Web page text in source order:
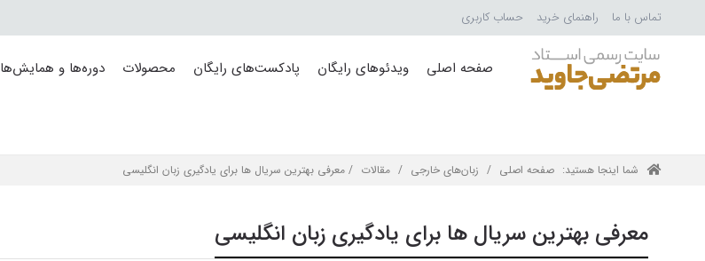
تماس با ما راهنمای خرید حساب کاربری
صفحه اصلی ویدئوهای رایگان پادکست‌های رایگان محصولات دوره‌ها و همایش‌ها
شما اینجا هستید: صفحه اصلی / زبان‌های خارجی / مقالات / معرفی بهترین سریال ها برای یادگیری زبان انگلیسی
معرفی بهترین سریال ها برای یادگیری زبان انگلیسی